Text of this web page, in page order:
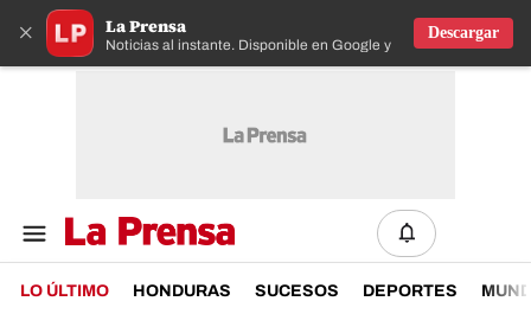
× La Prensa
Noticias al instante. Disponible en Google y IOS
Descargar
LO ÚLTIMO HONDURAS SUCESOS DEPORTES